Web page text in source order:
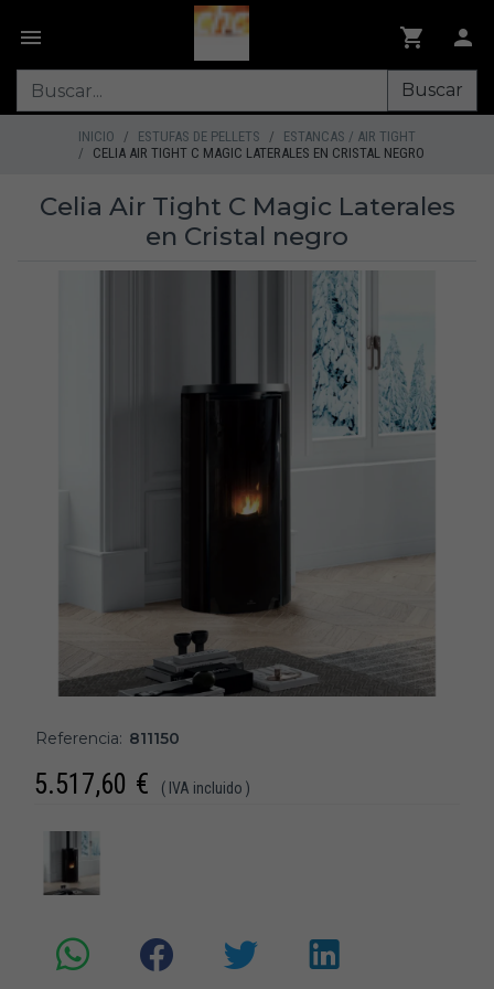
Buscar
INICIO ESTUFAS DE PELLETS
ESTANCAS / AIR TIGHT
CELIA AIR TIGHT C MAGIC LATERALES EN CRISTAL NEGRO
Celia Air Tight C Magic Laterales
en Cristal negro
Referencia: 811150
5.517,60 € ( IVA incluido )